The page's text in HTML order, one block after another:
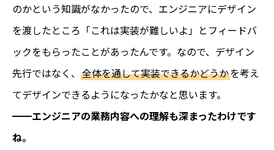
のかという知識がなかったので、エンジニアにデザイン
を渡したところ「これは実装が難しいよ」とフィードバ
ックをもらったことがあったんです。なので、デザイン
先行ではなく、 全体を通して実装できるかどうかを考え
てデザインできるようになったかなと思います。
━━エンジニアの業務内容への理解も深まったわけです
ね。